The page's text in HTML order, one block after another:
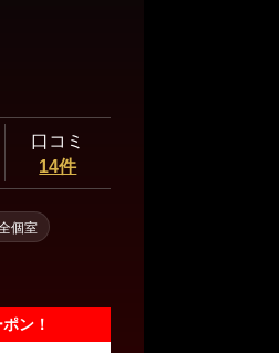
口コミ
14件
個室
ン！